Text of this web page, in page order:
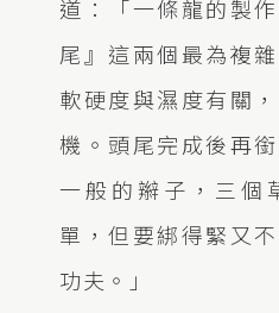
道：「一條龍的製
尾』這兩個最為複
軟硬度與濕度有關
機。頭尾完成後再
一般的辮子，三個
單，但要綁得緊又
功夫。」